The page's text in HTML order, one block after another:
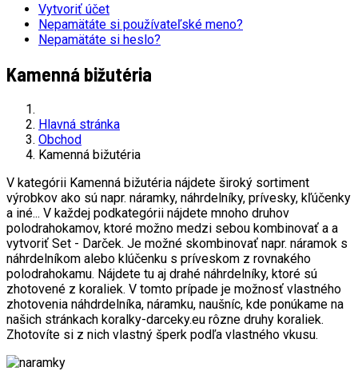
Vytvoriť účet
Nepamätáte si používateľské meno?
Nepamätáte si heslo?
Kamenná bižutéria
Hlavná stránka
Obchod
Kamenná bižutéria
V kategórii Kamenná bižutéria nájdete široký sortiment
výrobkov ako sú napr. náramky, náhrdelníky, prívesky, kľúčenky
a iné... V každej podkategórii nájdete mnoho druhov
polodrahokamov, ktoré možno medzi sebou kombinovať a a
vytvoriť Set - Darček. Je možné skombinovať napr. náramok s
náhrdelníkom alebo klúčenku s príveskom z rovnakého
polodrahokamu. Nájdete tu aj drahé náhrdelníky, ktoré sú
zhotovené z koraliek. V tomto prípade je možnosť vlastného
zhotovenia náhdrdelníka, náramku, naušníc, kde ponúkame na
našich stránkach koralky-darceky.eu rôzne druhy koraliek.
Zhotovíte si z nich vlastný šperk podľa vlastného vkusu.